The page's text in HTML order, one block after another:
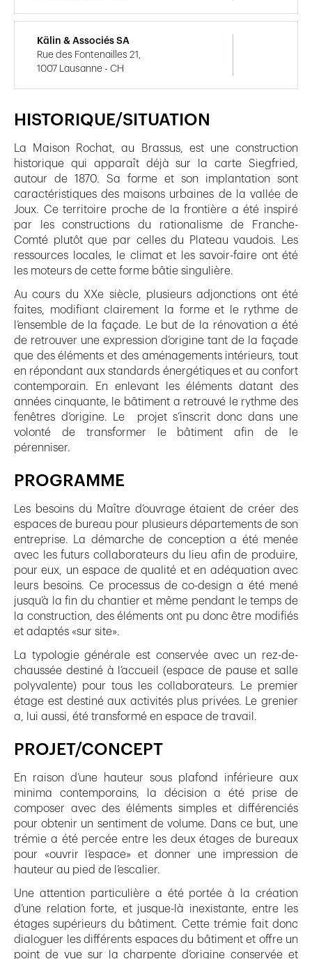
HISTORIQUE/SITUATION
La Maison Rochat, au Brassus, est une construction
historique qui apparaît déjà sur la carte Siegfried,
autour de 1870. Sa forme et son implantation sont
caractéristiques des maisons urbaines de la vallée de
Joux. Ce territoire proche de la frontière a été inspiré
par les constructions du rationalisme de Franche-
Comté plutôt que par celles du Plateau vaudois. Les
ressources locales, le climat et les savoir-faire ont été
les moteurs de cette forme bâtie singulière.
Au cours du XXe siècle, plusieurs adjonctions ont été
faites, modifiant clairement la forme et le rythme de
l’ensemble de la façade. Le but de la rénovation a été
de retrouver une expression d’origine tant de la façade
que des éléments et des aménagements intérieurs, tout
en répondant aux standards énergétiques et au confort
contemporain. En enlevant les éléments datant des
années cinquante, le bâtiment a retrouvé le rythme des
fenêtres d’origine. Le projet s’inscrit donc dans une
volonté de transformer le bâtiment afin de le
pérenniser.
PROGRAMME
Les besoins du Maître d’ouvrage étaient de créer des
espaces de bureau pour plusieurs départements de son
entreprise. La démarche de conception a été menée
avec les futurs collaborateurs du lieu afin de produire,
pour eux, un espace de qualité et en adéquation avec
leurs besoins. Ce processus de co-design a été mené
jusqu’à la fin du chantier et même pendant le temps de
la construction, des éléments ont pu donc être modifiés
et adaptés «sur site».
La typologie générale est conservée avec un rez-de-
chaussée destiné à l’accueil (espace de pause et salle
polyvalente) pour tous les collaborateurs. Le premier
étage est destiné aux activités plus privées. Le grenier
a, lui aussi, été transformé en espace de travail.
PROJET/CONCEPT
En raison d’une hauteur sous plafond inférieure aux
minima contemporains, la décision a été prise de
composer avec des éléments simples et différenciés
pour obtenir un sentiment de volume. Dans ce but, une
trémie a été percée entre les deux étages de bureaux
pour «ouvrir l’espace» et donner une impression de
hauteur au pied de l’escalier.
Une attention particulière a été portée à la création
d’une relation forte, et jusque-là inexistante, entre les
étages supérieurs du bâtiment. Cette trémie fait donc
dialoguer les différents espaces du bâtiment et offre un
point de vue sur la charpente d’origine conservée et
Kälin & Associés SA
Rue des Fontenailles 21,
1007 Lausanne - CH